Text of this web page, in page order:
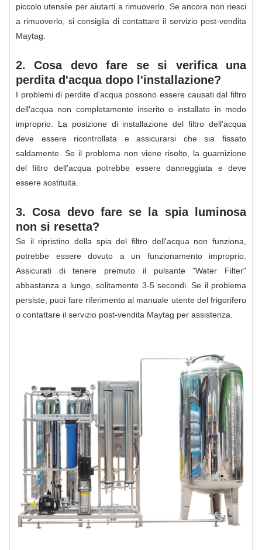
piccolo utensile per aiutarti a rimuoverlo. Se ancora non riesci
a rimuoverlo, si consiglia di contattare il servizio post-vendita
Maytag.
2. Cosa devo fare se si verifica una
perdita d'acqua dopo l'installazione?
I problemi di perdite d'acqua possono essere causati dal filtro
dell'acqua non completamente inserito o installato in modo
improprio. La posizione di installazione del filtro dell'acqua
deve essere ricontrollata e assicurarsi che sia fissato
saldamente. Se il problema non viene risolto, la guarnizione
del filtro dell'acqua potrebbe essere danneggiata e deve
essere sostituita.
3. Cosa devo fare se la spia luminosa
non si resetta?
Se il ripristino della spia del filtro dell'acqua non funziona,
potrebbe essere dovuto a un funzionamento improprio.
Assicurati di tenere premuto il pulsante "Water Filter"
abbastanza a lungo, solitamente 3-5 secondi. Se il problema
persiste, puoi fare riferimento al manuale utente del frigorifero
o contattare il servizio post-vendita Maytag per assistenza.